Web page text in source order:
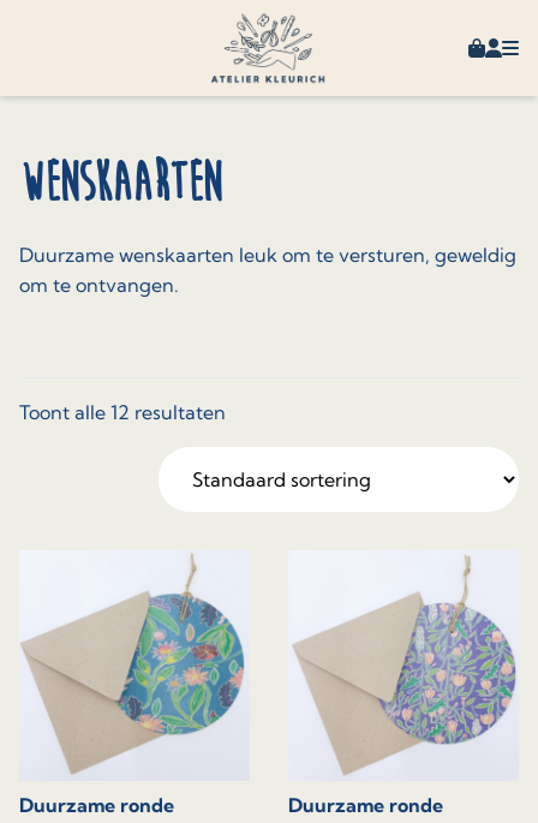
Mijn
Wenskaarten
Duurzame wenskaarten leuk om te versturen, geweldig
om te ontvangen.
Toont alle 12 resultaten
Duurzame ronde
Duurzame ronde